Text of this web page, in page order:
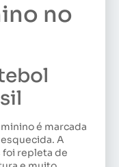
no
é marcada
A
repleta de